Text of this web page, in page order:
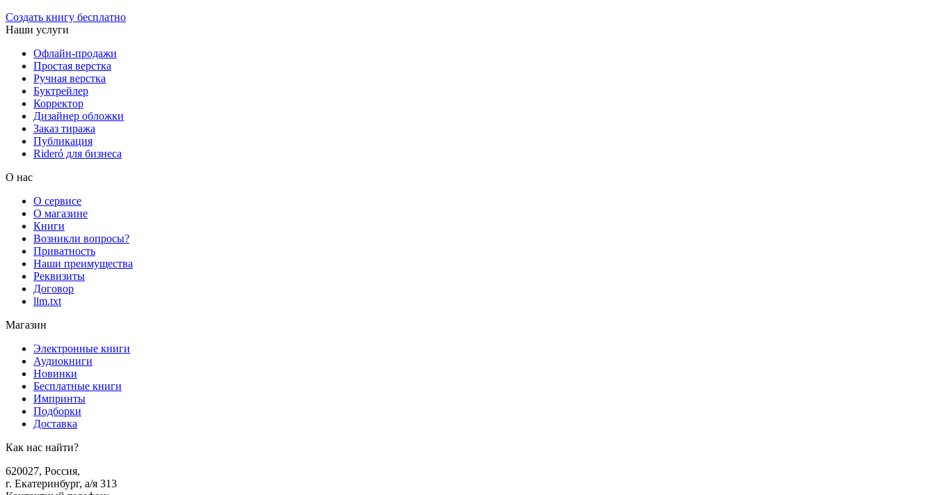
Создать книгу бесплатно
Наши услуги
Офлайн-продажи
Простая верстка
Ручная верстка
Буктрейлер
Корректор
Дизайнер обложки
Заказ тиража
Публикация
Rideró для бизнеса
О нас
О сервисе
О магазине
Книги
Возникли вопросы?
Приватность
Наши преимущества
Реквизиты
Договор
llm.txt
Магазин
Электронные книги
Аудиокниги
Новинки
Бесплатные книги
Импринты
Подборки
Доставка
Как нас найти?
620027, Россия,
г. Екатеринбург, а/я 313